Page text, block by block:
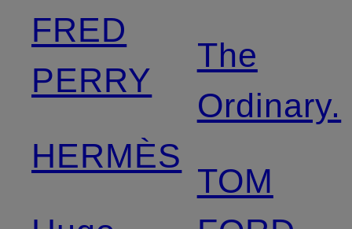
FRED
PERRY
HERMÈS
The
Ordinary.
TOM